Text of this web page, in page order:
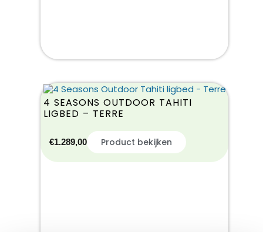
4 SEASONS OUTDOOR TAHITI
LIGBED – TERRE
€1.289,00 Product bekijken